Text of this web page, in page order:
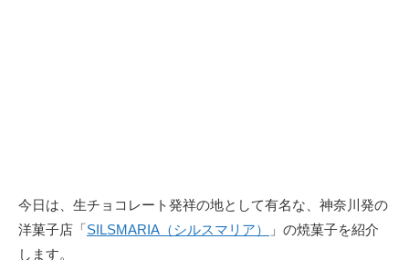
今日は、生チョコレート発祥の地として有名な、神奈川発の
洋菓子店「SILSMARIA（シルスマリア）
」の焼菓子を紹介
します。